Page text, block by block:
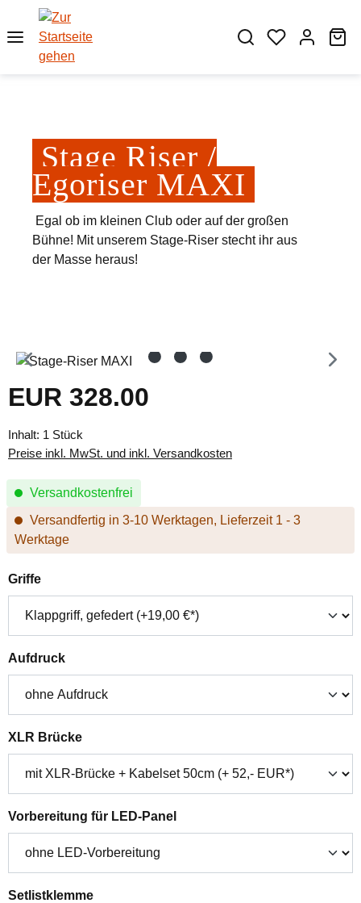
Zum Hauptinhalt springen
Stage Riser /
Egoriser MAXI
Egal ob im kleinen Club oder auf der großen
Bühne! Mit unserem Stage-Riser stecht ihr aus
der Masse heraus!
Bildergalerie überspringen
Regulärer Preis:
EUR 328.00
Inhalt: 1 Stück
Preise inkl. MwSt. und inkl. Versandkosten
Versandkostenfrei
Versandfertig in 3-10 Werktagen, Lieferzeit 1 - 3
Werktage
Griffeauswählen
Aufdruckauswählen
XLR Brückeauswählen
Vorbereitung für LED-Panelauswählen
Setlistklemmeauswählen